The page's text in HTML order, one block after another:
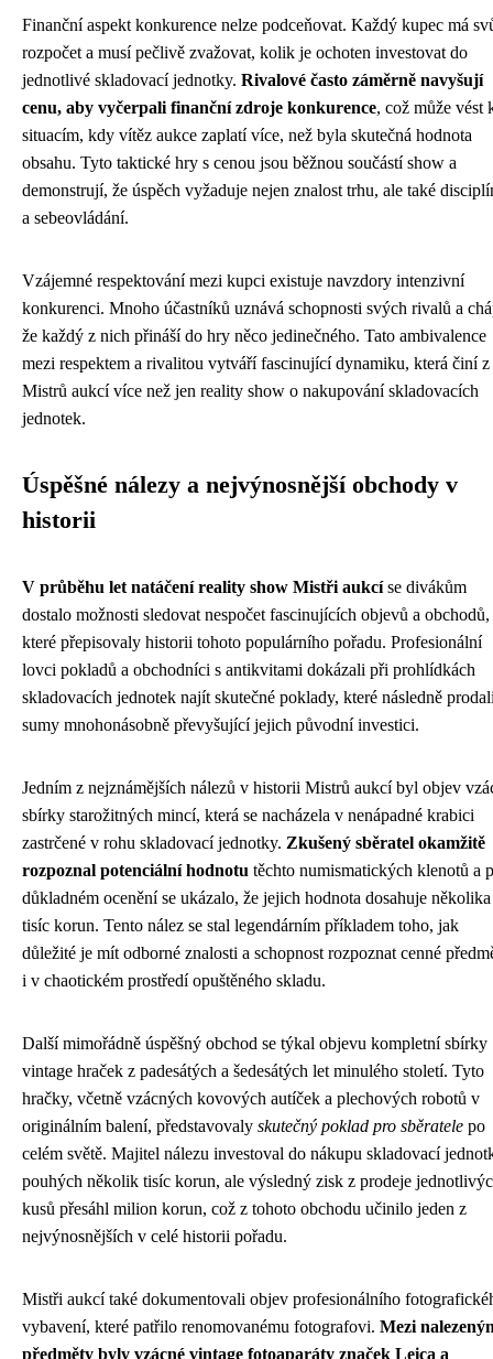
Finanční aspekt konkurence nelze podceňovat. Každý kupec má
rozpočet a musí pečlivě zvažovat, kolik je ochoten investovat do
jednotlivé skladovací jednotky. Rivalové často záměrně navyšují
cenu, aby vyčerpali finanční zdroje konkurence, což může vést
situacím, kdy vítěz aukce zaplatí více, než byla skutečná hodnota
obsahu. Tyto taktické hry s cenou jsou běžnou součástí show a
demonstrují, že úspěch vyžaduje nejen znalost trhu, ale také
a sebeovládání.
Vzájemné respektování mezi kupci existuje navzdory intenzivní
konkurenci. Mnoho účastníků uznává schopnosti svých rivalů a
že každý z nich přináší do hry něco jedinečného. Tato ambivalence
mezi respektem a rivalitou vytváří fascinující dynamiku, která činí z
Mistrů aukcí více než jen reality show o nakupování skladovacích
jednotek.
Úspěšné nálezy a nejvýnosnější obchody v
historii
V průběhu let natáčení reality show Mistři aukcíse divákům
dostalo možnosti sledovat nespočet fascinujících objevů a obchodů,
které přepisovaly historii tohoto populárního pořadu. Profesionální
lovci pokladů a obchodníci s antikvitami dokázali při prohlídkách
skladovacích jednotek najít skutečné poklady, které následně
sumy mnohonásobně převyšující jejich původní investici.
Jedním z nejznámějších nálezů v historii Mistrů aukcí byl objev
sbírky starožitných mincí, která se nacházela v nenápadné krabici
zastrčené v rohu skladovací jednotky. Zkušený sběratel okamžitě
rozpoznal potenciální hodnotu těchto numismatických klenotů a
důkladném ocenění se ukázalo, že jejich hodnota dosahuje několika
tisíc korun. Tento nález se stal legendárním příkladem toho, jak
důležité je mít odborné znalosti a schopnost rozpoznat cenné
i v chaotickém prostředí opuštěného skladu.
Další mimořádně úspěšný obchod se týkal objevu kompletní sbírky
vintage hraček z padesátých a šedesátých let minulého století. Tyto
hračky, včetně vzácných kovových autíček a plechových robotů v
originálním balení, představovaly skutečný poklad pro sběratele po
celém světě. Majitel nálezu investoval do nákupu skladovací
pouhých několik tisíc korun, ale výsledný zisk z prodeje
kusů přesáhl milion korun, což z tohoto obchodu učinilo jeden z
nejvýnosnějších v celé historii pořadu.
Mistři aukcí také dokumentovali objev profesionálního
vybavení, které patřilo renomovanému fotografovi. Mezi
předměty byly vzácné vintage fotoaparáty značek Leica a